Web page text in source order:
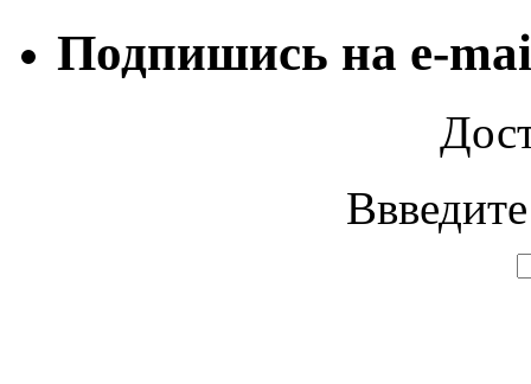
Подпишись на e-